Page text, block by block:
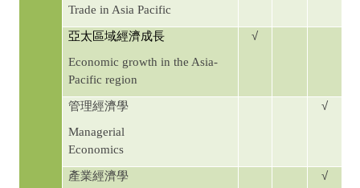
Trade in Asia Pacific
亞太區域經濟成長
Economic growth in the Asia-
Pacific region
√
管理經濟學
Managerial
Economics
√
產業經濟學
√